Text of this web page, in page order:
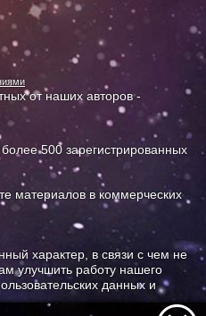
от наших авторов -
500 зарегистрированных
материалов в коммерческих
характер, в связи с чем не
улучшить работу нашего
данных и